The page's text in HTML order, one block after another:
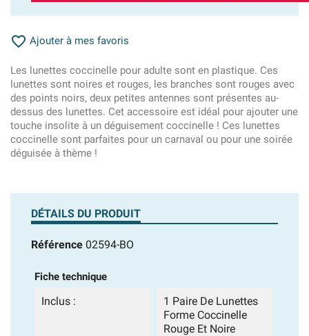
 Ajouter à mes favoris
Les lunettes coccinelle pour adulte sont en plastique. Ces
lunettes sont noires et rouges, les branches sont rouges avec
des points noirs, deux petites antennes sont présentes au-
dessus des lunettes. Cet accessoire est idéal pour ajouter une
touche insolite à un déguisement coccinelle ! Ces lunettes
coccinelle sont parfaites pour un carnaval ou pour une soirée
déguisée à thème !
DÉTAILS DU PRODUIT
Référence 02594-BO
Fiche technique
Inclus :
1 Paire De Lunettes
Forme Coccinelle
Rouge Et Noire